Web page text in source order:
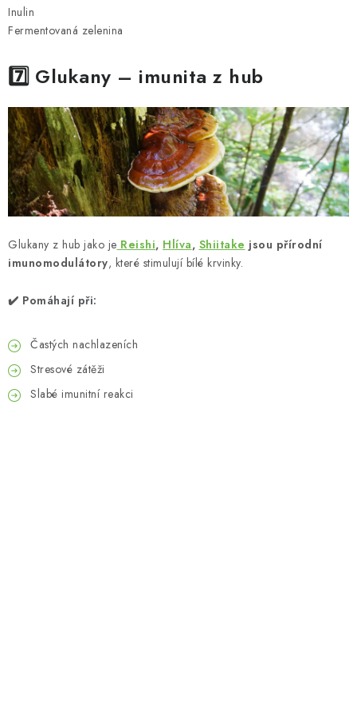
Inulin
Fermentovaná zelenina
7️⃣ Glukany – imunita z hub
Glukany z hub jako je Reishi, Hlíva, Shiitake jsou přírodní
imunomodulátory, které stimulují bílé krvinky.
✔️ Pomáhají při:
Častých nachlazeních
Stresové zátěži
Slabé imunitní reakci